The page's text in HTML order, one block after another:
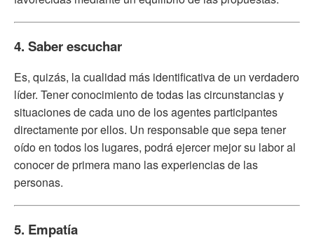
4. Saber escuchar
Es, quizás, la cualidad más identificativa de un verdadero
líder. Tener conocimiento de todas las circunstancias y
situaciones de cada uno de los agentes participantes
directamente por ellos. Un responsable que sepa tener
oído en todos los lugares, podrá ejercer mejor su labor al
conocer de primera mano las experiencias de las
personas.
5. Empatía